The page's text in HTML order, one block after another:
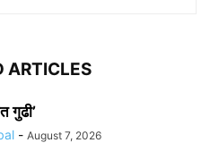
ARTICLES
गुढी’
- August 7, 2026